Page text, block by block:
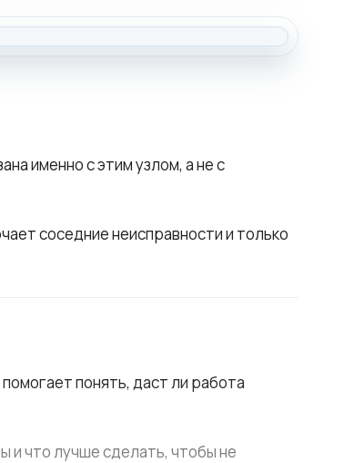
именно с этим узлом, а не с
соседние неисправности и только
понять, даст ли работа
и что лучше сделать, чтобы не